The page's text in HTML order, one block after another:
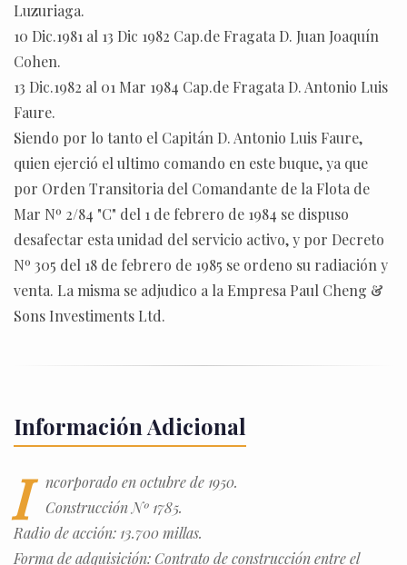
Luzuriaga.
10 Dic.1981 al 13 Dic 1982 Cap.de Fragata D. Juan Joaquín
Cohen.
13 Dic.1982 al 01 Mar 1984 Cap.de Fragata D. Antonio Luis
Faure.
Siendo por lo tanto el Capitán D. Antonio Luis Faure,
quien ejerció el ultimo comando en este buque, ya que
por Orden Transitoria del Comandante de la Flota de
Mar Nº 2/84 "C" del 1 de febrero de 1984 se dispuso
desafectar esta unidad del servicio activo, y por Decreto
Nº 305 del 18 de febrero de 1985 se ordeno su radiación y
venta. La misma se adjudico a la Empresa Paul Cheng &
Sons Investiments Ltd.
Información Adicional
I
ncorporado en octubre de 1950.
Construcción Nº 1785.
Radio de acción: 13.700 millas.
Forma de adquisición: Contrato de construcción entre el